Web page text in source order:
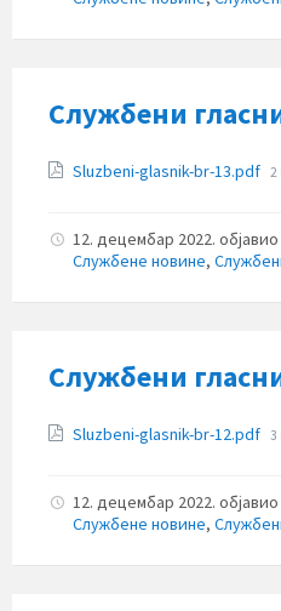
Службени
Прилози
Sluzbeni-glasnik-br-13.pdf 2
12. децембар 2022. објавио
Службене новине,
Службени
Прилози
Sluzbeni-glasnik-br-12.pdf 3
12. децембар 2022. објавио
Службене новине,